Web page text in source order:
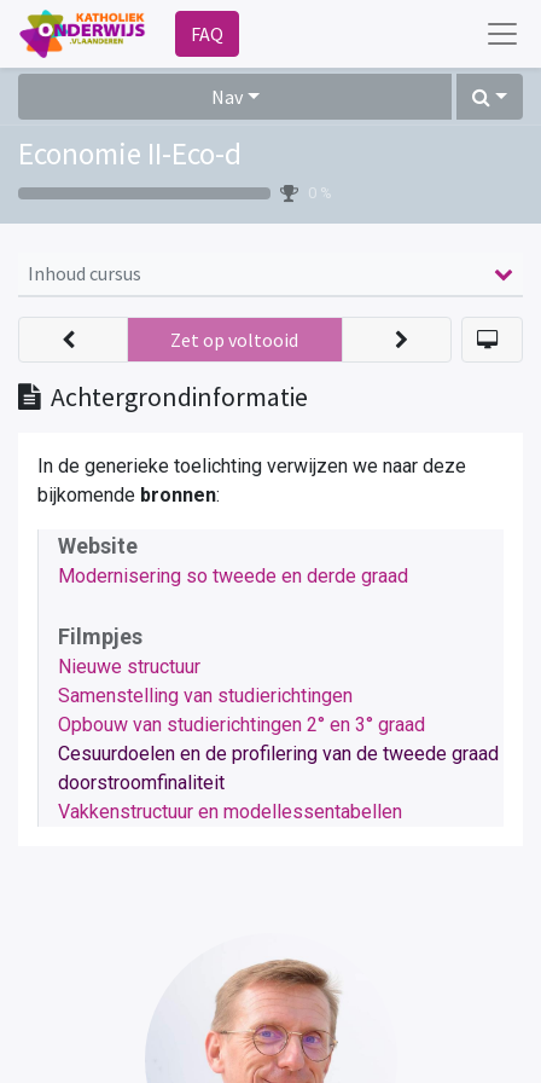
FAQ
Nav
Economie II-Eco-d
0 %
Inhoud cursus
Achtergrondinformatie
Zet op voltooid
In de generieke toelichting verwijzen we naar deze
bijkomende bronnen:
Website
Modernisering so tweede en derde graad
Filmpjes
Nieuwe structuur
Samenstelling van studierichtingen
Opbouw van studierichtingen 2° en 3° graad
Cesuurdoelen en de profilering van de tweede graad
doorstroomfinaliteit
Vakkenstructuur en modellessentabellen